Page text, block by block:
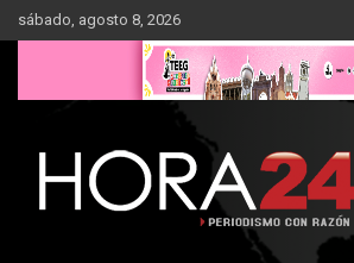
Saltar
al
sábado, agosto 8, 2026